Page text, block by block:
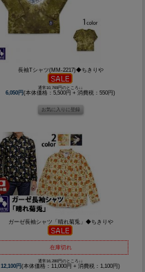
長袖Tシャツ(MM-2217)◆ちきりや
通常10,769円のところ↓↓
6,050円(本体価格：5,500円 + 消費税：550円)
ガーゼ長袖シャツ「晴れ菊兎」◆ちきりや
在庫切れ
通常16,280円のところ↓↓
12,100円(本体価格：11,000円 + 消費税：1,100円)